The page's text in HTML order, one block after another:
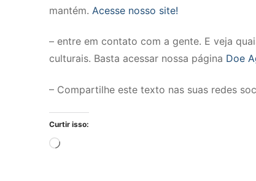
mantém. Acesse nosso site!
– entre em contato com a gente. E veja
culturais. Basta acessar nossa página Doe
– Compartilhe este texto nas suas redes
Curtir isso:
Carregando...